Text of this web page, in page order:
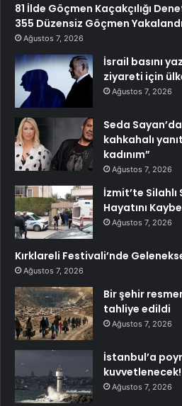
81 İlde Göçmen Kaçakçılığı
355 Düzensiz Göçmen Yakalandı
Ağustos 7, 2026
İsrail basını
ziyareti için
Ağustos 7, 2026
Seda
kahkahalı
kadınım”
Ağustos 7, 2026
İzmit’te Silahlı
Hayatını
Ağustos 7, 2026
Kırklareli Festivali’nde
Ağustos 7, 2026
Bir şehir
tahliye edildi
Ağustos 7, 2026
İstanbul’a
kuvvetlenecek!
Ağustos 7, 2026